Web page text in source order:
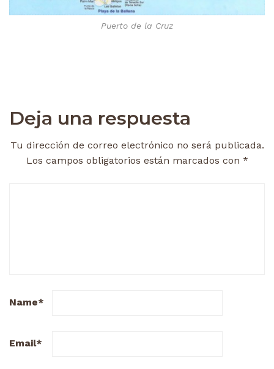
Puerto de la Cruz
Deja una respuesta
Tu dirección de correo electrónico no será publicada.
Los campos obligatorios están marcados con *
Name*
Email*